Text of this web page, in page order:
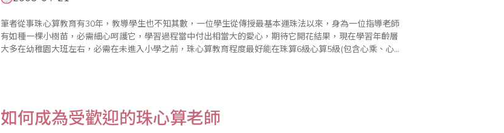
筆者從事珠心算教育有30年，教導學生也不知其數，一位學生從傳授最基本運珠法以來，身為一位指導老師
有如種一棵小樹苗，必需細心呵護它，學習過程當中付出相當大的愛心，期待它開花結果，現在學習年齡層
大多在幼稚園大班左右，必需在未進入小學之前，珠心算教育程度最好能在珠算6級心算5級(包含心乘、心
如何成為受歡迎的珠心算老師